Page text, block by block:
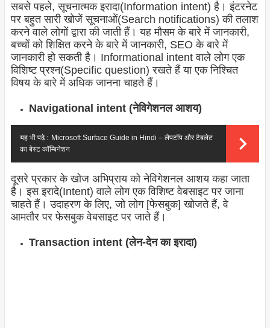
सबसे पहले, सूचनात्मक इरादा(Information intent) है। इंटरनेट
पर बहुत सारी खोजें सूचनाओं(Search notifications) की तलाश
करने वाले लोगों द्वारा की जाती हैं। यह मौसम के बारे में जानकारी,
बच्चों को शिक्षित करने के बारे में जानकारी, SEO के बारे में
जानकारी हो सकती है। Informational intent वाले लोग एक
विशिष्ट प्रश्न(Specific question) रखते हैं या एक निश्चित
विषय के बारे में अधिक जानना चाहते हैं।
Navigational intent (नेविगेशनल आशय)
यह भी पढ़े : Microsoft Surface Guide in Hindi – लैपटॉप और टैबलेट
का बेस्ट कॉम्बिनेशन
दूसरे प्रकार के खोज अभिप्राय को नेविगेशनल आशय कहा जाता
है। इस इरादे(Intent) वाले लोग एक विशिष्ट वेबसाइट पर जाना
चाहते हैं। उदाहरण के लिए, जो लोग [फेसबुक] खोजते हैं, वे
आमतौर पर फेसबुक वेबसाइट पर जाते हैं।
Transaction intent (लेन-देन का इरादा)